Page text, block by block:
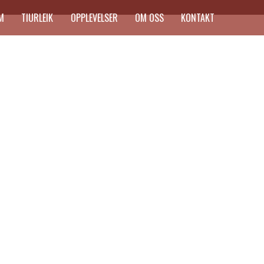
TIURLEIK OPPLEVELSER OM OSS KONTAKT